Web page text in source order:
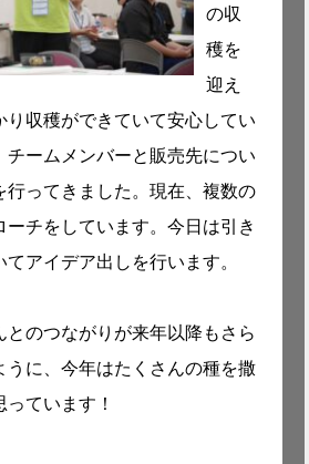
の収
穫を
迎え
り収穫ができていて安心してい
チームメンバーと販売先につい
行ってきました。現在、複数の
ーチをしています。今日は引き
アイデア出しを行います。
とのつながりが来年以降もさら
うに、今年はたくさんの種を撒
ています！